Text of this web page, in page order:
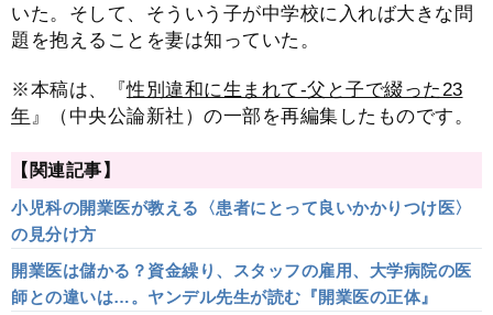
いた。そして、そういう子が中学校に入れば大きな問
題を抱えることを妻は知っていた。
※本稿は、『性別違和に生まれて-父と子で綴った23
年』（中央公論新社）の一部を再編集したものです。
【関連記事】
小児科の開業医が教える〈患者にとって良いかかりつけ医〉
の見分け方
開業医は儲かる？資金繰り、スタッフの雇用、大学病院の医
師との違いは…。ヤンデル先生が読む『開業医の正体』